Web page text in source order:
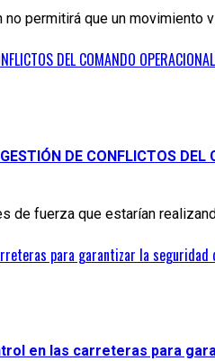
permitirá que un movimiento
DEL COMANDO
DE CONFLICTOS
de fuerza que estarían
para garantizar la seguridad
en las carreteras para